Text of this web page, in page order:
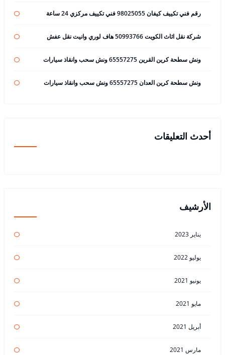
رقم فني تكييف كيفان 98025055 فني تكييف مركزي 24 ساعة
شركة نقل اثاث الكويت 50993766 هاف لوري وانيت نقل عفش
ونش سطحة كرين القرين 65557275 ونش سحب وانقاذ سيارات
ونش سطحة كرين العدان 65557275 ونش سحب وانقاذ سيارات
أحدث التعليقات
الأرشيف
يناير 2023
يوليو 2022
يونيو 2021
مايو 2021
أبريل 2021
مارس 2021